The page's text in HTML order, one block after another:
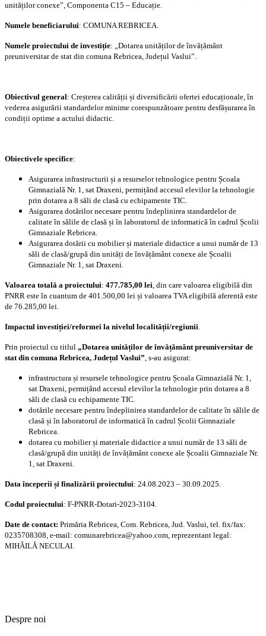
unităților conexe”, Componenta C15 – Educație.
Numele beneficiarului: COMUNA REBRICEA.
Numele proiectului de investiție: „Dotarea unităților de învățământ
preuniversitar de stat din comuna Rebricea, Județul Vaslui”.
Obiectivul general: Creșterea calității și diversificării ofertei educaționale, în
vederea asigurării standardelor minime corespunzătoare pentru desfășurarea în
condiții optime a actului didactic.
Obiectivele specifice:
Asigurarea infrastructurii și a resurselor tehnologice pentru Școala
Gimnazială Nr. 1, sat Draxeni, permițând accesul elevilor la tehnologie
prin dotarea a 8 săli de clasă cu echipamente TIC.
Asigurarea dotărilor necesare pentru îndeplinirea standardelor de
calitate în sălile de clasă și în laboratorul de informatică în cadrul Școlii
Gimnaziale Rebricea.
Asigurarea dotării cu mobilier și materiale didactice a unui număr de 13
săli de clasă/grupă din unități de învățământ conexe ale Școalii
Gimnaziale Nr. 1, sat Draxeni.
Valoarea totală a proiectului: 477.785,00 lei, din care valoarea eligibilă din
PNRR este în cuantum de 401.500,00 lei și valoarea TVA eligibilă aferentă este
de 76.285,00 lei.
Impactul investiției/reformei la nivelul localității/regiunii.
Prin proiectul cu titlul „Dotarea unităților de învățământ preuniversitar de
stat din comuna Rebricea, Județul Vaslui”, s-au asigurat:
infrastructura și resursele tehnologice pentru Școala Gimnazială Nr. 1,
sat Draxeni, permițând accesul elevilor la tehnologie prin dotarea a 8
săli de clasă cu echipamente TIC.
dotările necesare pentru îndeplinirea standardelor de calitate în sălile de
clasă și în laboratorul de informatică în cadrul Școlii Gimnaziale
Rebricea.
dotarea cu mobilier și materiale didactice a unui număr de 13 săli de
clasă/grupă din unități de învățământ conexe ale Școalii Gimnaziale Nr.
1, sat Draxeni.
Data începerii și finalizării proiectului: 24.08.2023 – 30.09.2025.
Codul proiectului: F-PNRR-Dotari-2023-3104.
Date de contact: Primăria Rebricea, Com. Rebricea, Jud. Vaslui, tel. fix/fax:
0235708308, e-mail: comunarebricea@yahoo.com, reprezentant legal:
MIHĂILĂ NECULAI.
Despre noi